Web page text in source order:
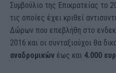
Συμβούλιο της Επικρατείας το
τις οποίες έχει κριθεί
Δώρων που επεβλήθη στο
2016 και οι συνταξιούχοι θα
αναδρομικών έως και 4.000